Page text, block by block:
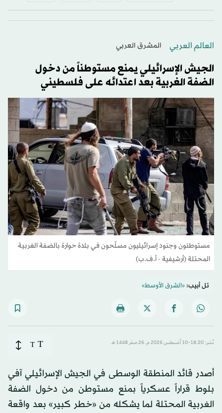
العالم العربي المشرق العربي
الجيش الإسرائيلي يمنع مستوطناً من دخول
الضفة الغربية بعد اعتدائه على فلسطيني
مستوطنون وجنود إسرائيليون مسلّحون في بلدة حوارة بالضفة الغربية
المحتلة (أرشيفية - أ.ف.ب)
تل أبيب:«الشرق الأوسط»
نُشر: 18:20-10 أغسطس 2026 م ـ 26 صفَر 1448 هـ T
T
أصدر قائد المنطقة الوسطى في الجيش الإسرائيلي آفي
بلوط قراراً عسكرياً بمنع مستوطن من دخول الضفة
الغربية المحتلة لما يشكله من «خطر كبير» بعد واقعة